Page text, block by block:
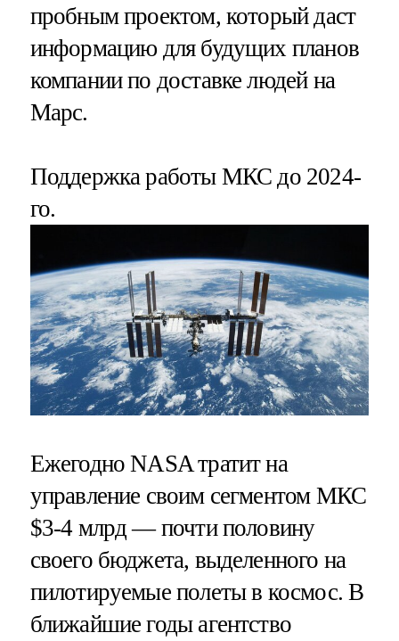
пробным проектом, который даст
информацию для будущих планов
компании по доставке людей на
Марс.
Поддержка работы МКС до 2024-
го.
Ежегодно NASA тратит на
управление своим сегментом МКС
$3-4 млрд — почти половину
своего бюджета, выделенного на
пилотируемые полеты в космос. В
ближайшие годы агентство